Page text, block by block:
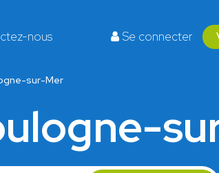
nous Se connecter
sur-Mer